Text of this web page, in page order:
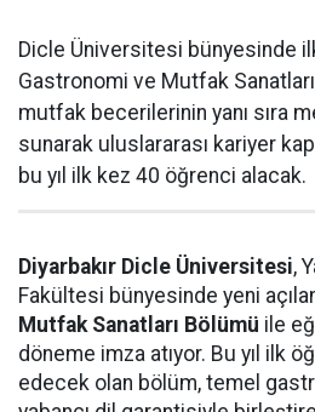
Dicle Üniversitesi bünyesinde
Gastronomi ve Mutfak
mutfak becerilerinin yanı sıra
sunarak uluslararası kariyer
bu yıl ilk kez 40 öğrenci alacak.
Diyarbakır Dicle Üniversitesi,
Fakültesi bünyesinde yeni
Mutfak Sanatları Bölümü ile
döneme imza atıyor. Bu yıl ilk
edecek olan bölüm, temel